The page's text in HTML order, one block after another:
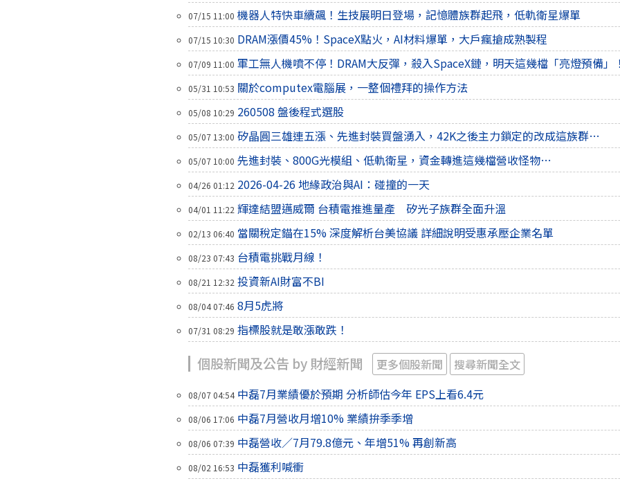
07/15 11:00 機器人特快車續飆！生技展明日登場，記憶體族群起飛，低軌衛星爆單
07/15 10:30 DRAM漲價45%！SpaceX點火，AI材料爆單，大戶瘋搶成熟製程
07/09 11:00 軍工無人機噴不停！DRAM大反彈，殺入SpaceX鏈，明天這幾檔「亮燈預備」
05/31 10:53 關於computex電腦展，一整個禮拜的操作方法
05/08 10:29 260508 盤後程式選股
05/07 13:00 矽晶圓三雄連五漲、先進封裝買盤湧入，42K之後主力鎖定的改成這族群…
05/07 10:00 先進封裝、800G光模組、低軌衛星，資金轉進這幾檔營收怪物…
04/26 01:12 2026-04-26 地緣政治與AI：碰撞的一天
04/01 11:22 輝達結盟邁威爾 台積電推進量產 矽光子族群全面升溫
02/13 06:40 當關稅定錨在15% 深度解析台美協議 詳細說明受惠承壓企業名單
08/23 07:43 台積電挑戰月線！
08/21 12:32 投資新AI財富不BI
08/04 07:46 8月5虎將
07/31 08:29 指標股就是敢漲敢跌！
個股新聞及公告 by 財經新聞 更多個股新聞 搜尋新聞全文
08/07 04:54 中磊7月業績優於預期 分析師估今年 EPS上看6.4元
08/06 17:06 中磊7月營收月增10% 業績拚季季增
08/06 07:39 中磊營收／7月79.8億元、年增51% 再創新高
08/02 16:53 中磊獲利喊衝